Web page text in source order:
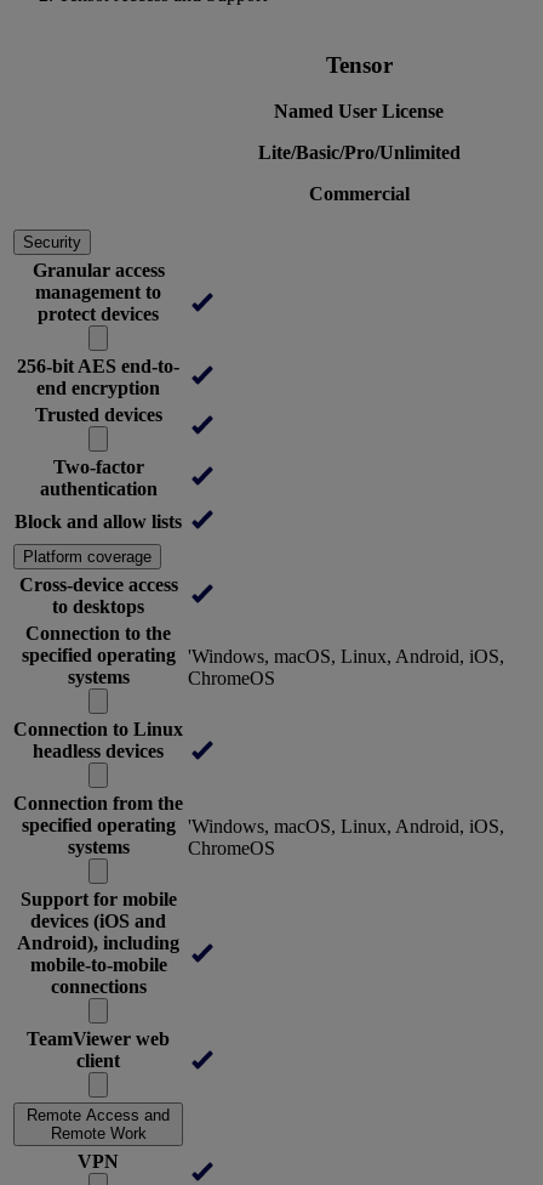
Tensor
Named User License
Lite/Basic/Pro/Unlimited
Commercial
Security
Granular access
management to
protect devices
256-bit AES end-to-
end encryption
Trusted devices
Two-factor
authentication
Block and allow lists
Platform coverage
Cross-device access
to desktops
Connection to the
specified operating
systems
'Windows, macOS, Linux, Android, iOS,
ChromeOS
Connection to Linux
headless devices
Connection from the
specified operating
systems
'Windows, macOS, Linux, Android, iOS,
ChromeOS
Support for mobile
devices (iOS and
Android), including
mobile-to-mobile
connections
TeamViewer web
client
Remote Access and
Remote Work
VPN